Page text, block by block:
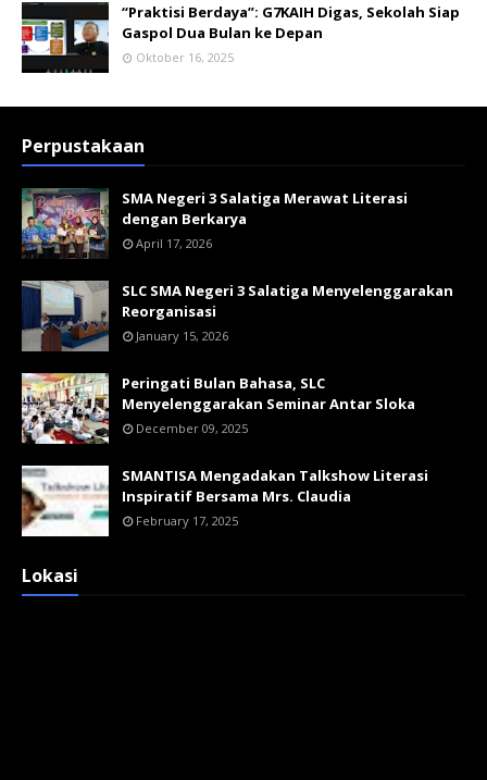
“Praktisi Berdaya”: G7KAIH Digas, Sekolah Siap
Gaspol Dua Bulan ke Depan
Oktober 16, 2025
Perpustakaan
SMA Negeri 3 Salatiga Merawat Literasi
dengan Berkarya
April 17, 2026
SLC SMA Negeri 3 Salatiga Menyelenggarakan
Reorganisasi
January 15, 2026
Peringati Bulan Bahasa, SLC
Menyelenggarakan Seminar Antar Sloka
December 09, 2025
SMANTISA Mengadakan Talkshow Literasi
Inspiratif Bersama Mrs. Claudia
February 17, 2025
Lokasi